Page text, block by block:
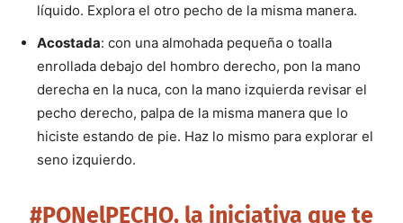
líquido. Explora el otro pecho de la misma manera.
Acostada: con una almohada pequeña o toalla
enrollada debajo del hombro derecho, pon la mano
derecha en la nuca, con la mano izquierda revisar el
pecho derecho, palpa de la misma manera que lo
hiciste estando de pie. Haz lo mismo para explorar el
seno izquierdo.
#PONelPECHO, la iniciativa que te